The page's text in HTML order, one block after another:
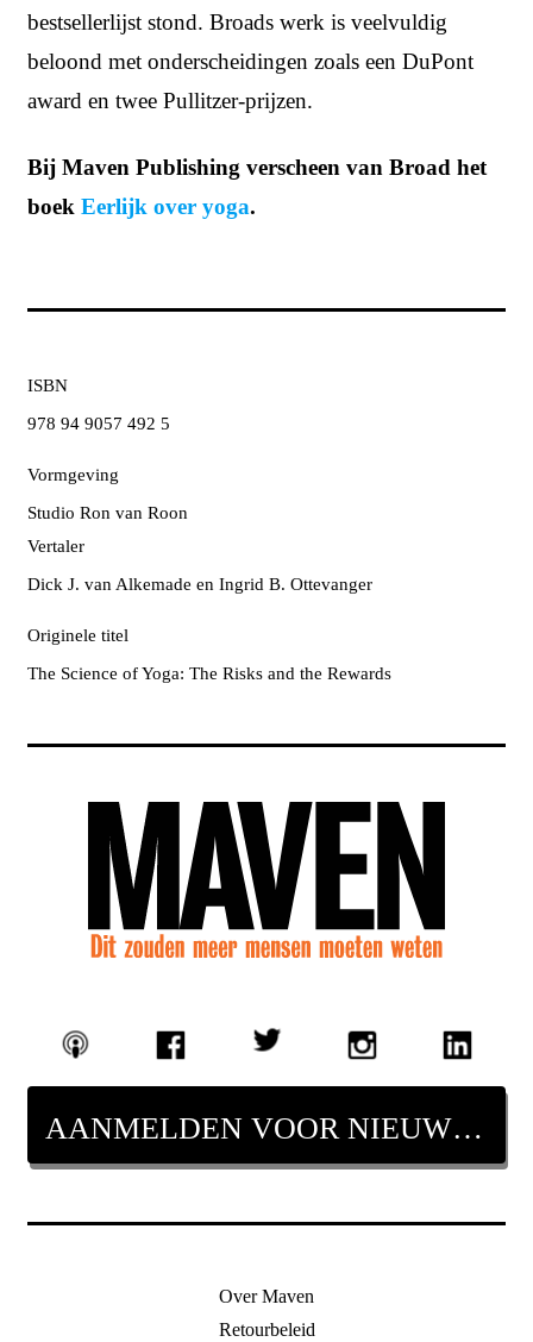
bestsellerlijst stond. Broads werk is veelvuldig
beloond met onderscheidingen zoals een DuPont
award en twee Pullitzer-prijzen.
Bij Maven Publishing verscheen van Broad het
boek Eerlijk over yoga.
ISBN
978 94 9057 492 5
Vormgeving
Studio Ron van Roon
Vertaler
Dick J. van Alkemade en Ingrid B. Ottevanger
Originele titel
The Science of Yoga: The Risks and the Rewards
AANMELDEN VOOR NIEUWSBRIEF
Over Maven
Retourbeleid